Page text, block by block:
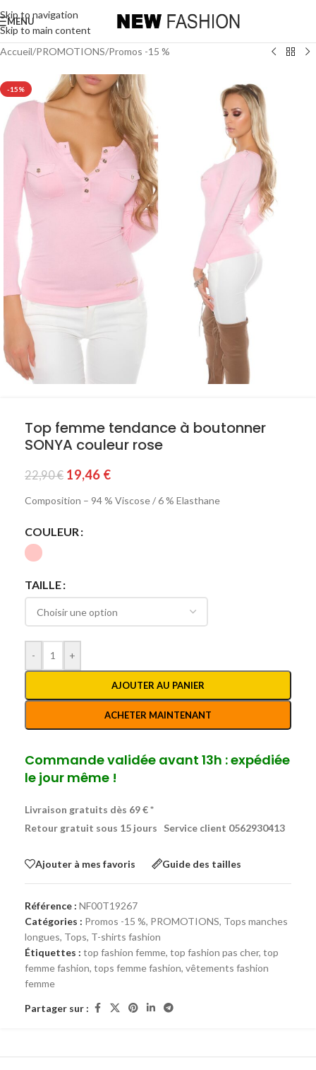
Skip to navigation
Skip to main content
MENU
Accueil/PROMOTIONS/Promos -15 %
-15%
Top femme tendance à boutonner
SONYA couleur rose
22,90€ 19,46 €
Composition – 94 % Viscose / 6 % Elasthane
COULEUR
TAILLE
- +
AJOUTER AU PANIER
ACHETER MAINTENANT
Commande validée avant 13h : expédiée
le jour même !
Livraison gratuits dès 69 € *
Retour gratuit sous 15 jours
Service client 0562930413
Ajouter à mes favoris Guide des tailles
Référence : NF00T19267
Catégories : Promos -15 %, PROMOTIONS, Tops manches
longues, Tops, T-shirts fashion
Étiquettes : top fashion femme, top fashion pas cher, top
femme fashion, tops femme fashion, vêtements fashion
femme
Partager sur :